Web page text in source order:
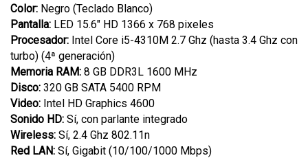
Color: Negro (Teclado Blanco)
Pantalla: LED 15.6" HD 1366 x 768 pixeles
Procesador: Intel Core i5-4310M 2.7 Ghz (hasta 3.4 Ghz con
turbo) (4ª generación)
Memoria RAM: 8 GB DDR3L 1600 MHz
Disco: 320 GB SATA 5400 RPM
Video: Intel HD Graphics 4600
Sonido HD: Sí, con parlante integrado
Wireless: Sí, 2.4 Ghz 802.11n
Red LAN: Sí, Gigabit (10/100/1000 Mbps)